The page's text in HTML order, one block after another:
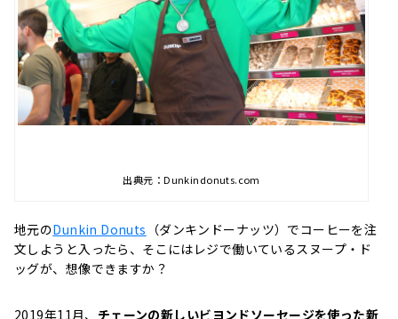
出典元：Dunkindonuts.com
地元のDunkin Donuts （ダンキンドーナッツ）でコーヒーを注
文しようと入ったら、そこにはレジで働いているスヌープ・ド
ッグが、想像できますか？
2019年11月、 チェーンの新しいビヨンドソーセージを使った新